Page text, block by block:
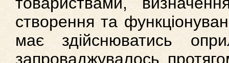
створення та
має здійснюватись
запроваджувалось